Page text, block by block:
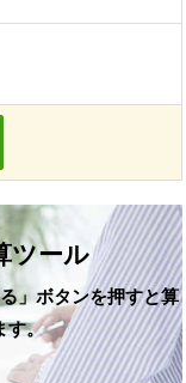
ツール
」ボタンを押すと算
す。